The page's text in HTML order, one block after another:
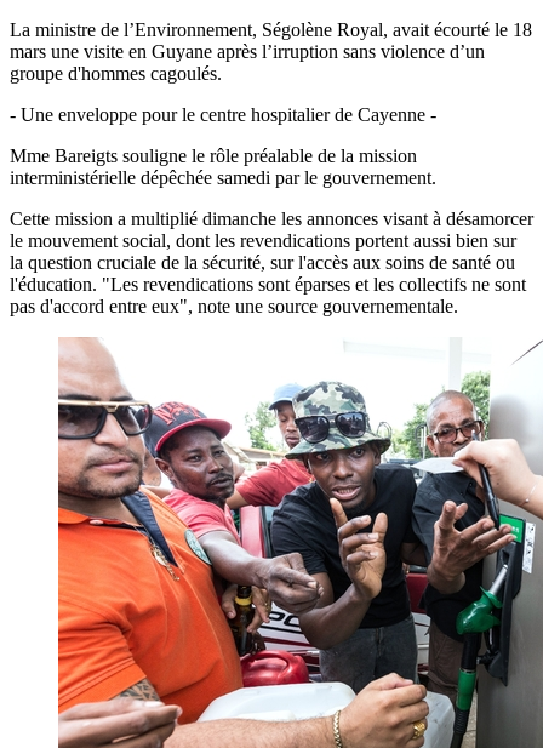
La ministre de l’Environnement, Ségolène Royal, avait écourté le 18
mars une visite en Guyane après l’irruption sans violence d’un
groupe d'hommes cagoulés.
- Une enveloppe pour le centre hospitalier de Cayenne -
Mme Bareigts souligne le rôle préalable de la mission
interministérielle dépêchée samedi par le gouvernement.
Cette mission a multiplié dimanche les annonces visant à désamorcer
le mouvement social, dont les revendications portent aussi bien sur
la question cruciale de la sécurité, sur l'accès aux soins de santé ou
l'éducation. "Les revendications sont éparses et les collectifs ne sont
pas d'accord entre eux", note une source gouvernementale.